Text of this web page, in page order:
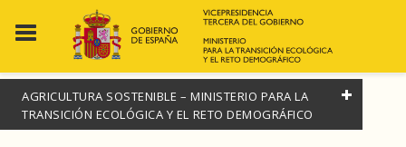
AGRICULTURA SOSTENIBLE – MINISTERIO PARA LA
TRANSICIÓN ECOLÓGICA Y EL RETO DEMOGRÁFICO